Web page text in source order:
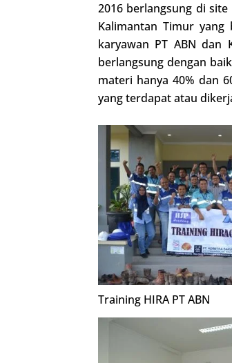
2016 berlangsung di
Kalimantan Timur
karyawan PT ABN dan
berlangsung dengan
materi hanya 40% dan
yang terdapat atau
Training HIRA PT ABN